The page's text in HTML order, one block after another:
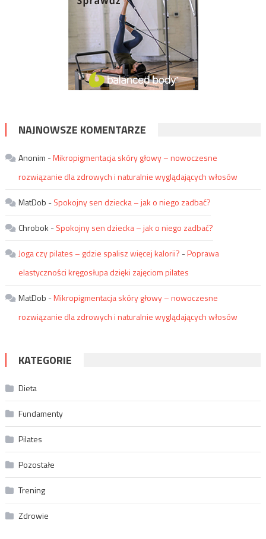
NAJNOWSZE KOMENTARZE
Anonim -Mikropigmentacja skóry głowy – nowoczesne
rozwiązanie dla zdrowych i naturalnie wyglądających włosów
MatDob -Spokojny sen dziecka – jak o niego zadbać?
Chrobok -Spokojny sen dziecka – jak o niego zadbać?
Joga czy pilates – gdzie spalisz więcej kalorii? -Poprawa
elastyczności kręgosłupa dzięki zajęciom pilates
MatDob -Mikropigmentacja skóry głowy – nowoczesne
rozwiązanie dla zdrowych i naturalnie wyglądających włosów
KATEGORIE
Dieta
Fundamenty
Pilates
Pozostałe
Trening
Zdrowie